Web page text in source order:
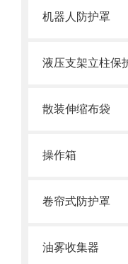
机器人防护罩
液压支架立柱保
散装伸缩布袋
操作箱
卷帘式防护罩
油雾收集器